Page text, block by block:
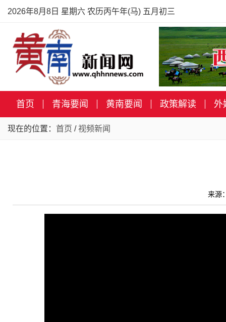
2026年8月8日 星期六 农历丙午年(马) 五月初三
首页 青海要闻 黄南要闻 政策解读 外
现在的位置： 首页 / 视频新闻
来源